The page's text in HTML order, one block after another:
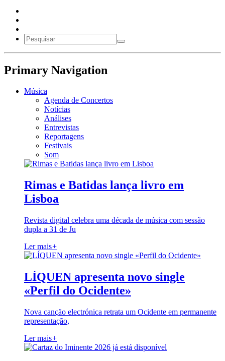
Primary Navigation
Música
Agenda de Concertos
Notícias
Análises
Entrevistas
Reportagens
Festivais
Som
Rimas e Batidas lança livro em
Lisboa
Revista digital celebra uma década de música com sessão
dupla a 31 de Ju
Ler mais+
LÍQUEN apresenta novo single
«Perfil do Ocidente»
Nova canção electrónica retrata um Ocidente em permanente
representação,
Ler mais+